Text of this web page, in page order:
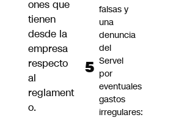
ones que
tienen
desde la
empresa
respecto
al
reglament
o.
falsas y
una
denuncia
del
Servel
por
eventuales
gastos
irregulares: